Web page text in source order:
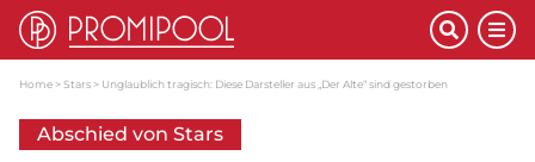
Home Stars Unglaublich tragisch: Diese Darsteller aus „Der Alte“ sind gestorben
Abschied von Stars